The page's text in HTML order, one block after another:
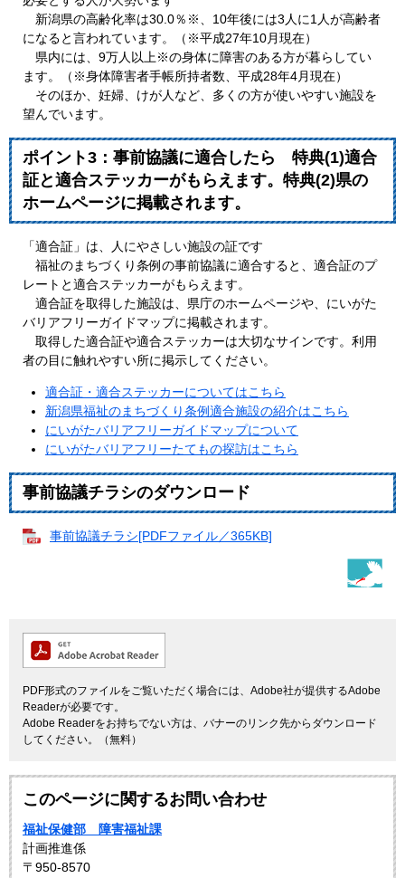
新潟県の高齢化率は30.0％※、10年後には3人に1人が高齢者
になると言われています。（※平成27年10月現在）
県内には、9万人以上※の身体に障害のある方が暮らしてい
ます。（※身体障害者手帳所持者数、平成28年4月現在）
そのほか、妊婦、けが人など、多くの方が使いやすい施設を
望んでいます。
ポイント3：事前協議に適合したら 特典(1)適合
証と適合ステッカーがもらえます。特典(2)県の
ホームページに掲載されます。
「適合証」は、人にやさしい施設の証です
福祉のまちづくり条例の事前協議に適合すると、適合証のプ
レートと適合ステッカーがもらえます。
適合証を取得した施設は、県庁のホームページや、にいがた
バリアフリーガイドマップに掲載されます。
取得した適合証や適合ステッカーは大切なサインです。利用
者の目に触れやすい所に掲示してください。
適合証・適合ステッカーについてはこちら
新潟県福祉のまちづくり条例適合施設の紹介はこちら
にいがたバリアフリーガイドマップについて
にいがたバリアフリーたてもの探訪はこちら
事前協議チラシのダウンロード
事前協議チラシ[PDFファイル／365KB]
PDF形式のファイルをご覧いただく場合には、Adobe社が提供するAdobe
Readerが必要です。
Adobe Readerをお持ちでない方は、バナーのリンク先からダウンロード
してください。（無料）
このページに関するお問い合わせ
福祉保健部 障害福祉課
計画推進係
〒950-8570